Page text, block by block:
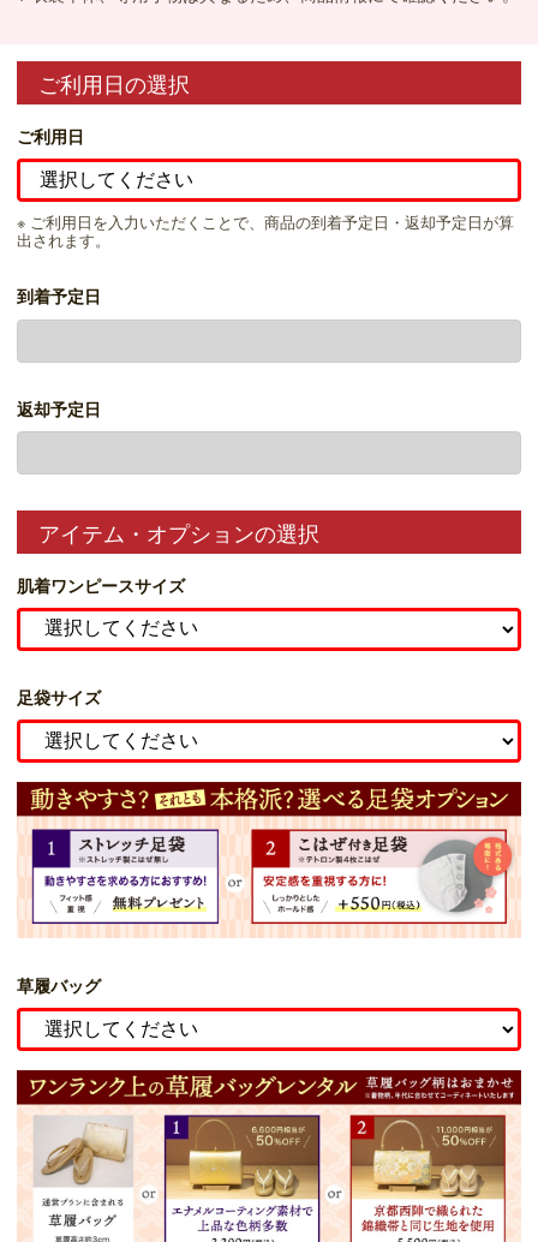
ご利用日の選択
ご利用日
※ ご利用日を入力いただくことで、商品の到着予定日・返却予定日が算
出されます。
到着予定日
返却予定日
アイテム・オプションの選択
肌着ワンピースサイズ
足袋サイズ
草履バッグ